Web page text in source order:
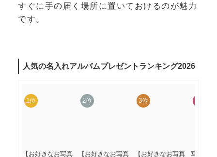
すぐに手の届く場所に置いておけるのが魅力
です。